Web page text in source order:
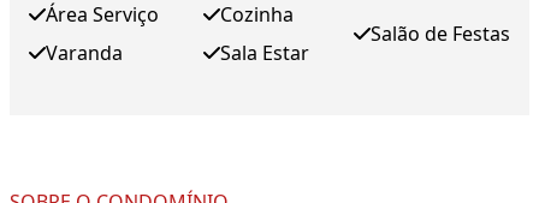
Área Serviço
Varanda
Cozinha
Sala Estar
Salão de Festas